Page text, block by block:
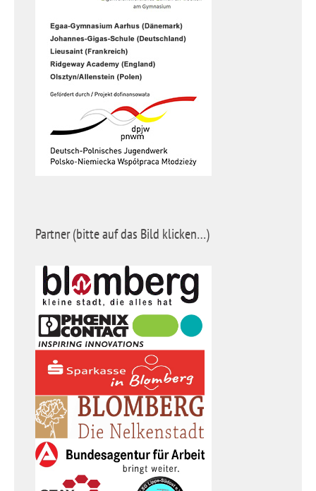
Partner (bitte auf das Bild klicken…)